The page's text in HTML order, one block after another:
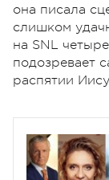
она писала
слишком
на SNL
подозревает
распятии